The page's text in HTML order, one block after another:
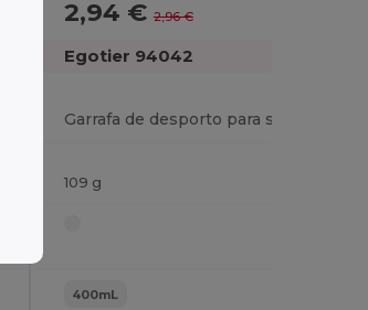
2,94 € 2,96 €
Egotier 94042
109 g
400mL